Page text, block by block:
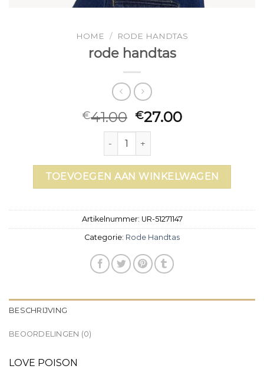
HOME / RODE HANDTAS
rode handtas
€41.00 €27.00
rode handtas aantal
TOEVOEGEN AAN WINKELWAGEN
Artikelnummer: UR-51271147
Categorie: Rode Handtas
BESCHRIJVING
BEOORDELINGEN (0)
LOVE POISON